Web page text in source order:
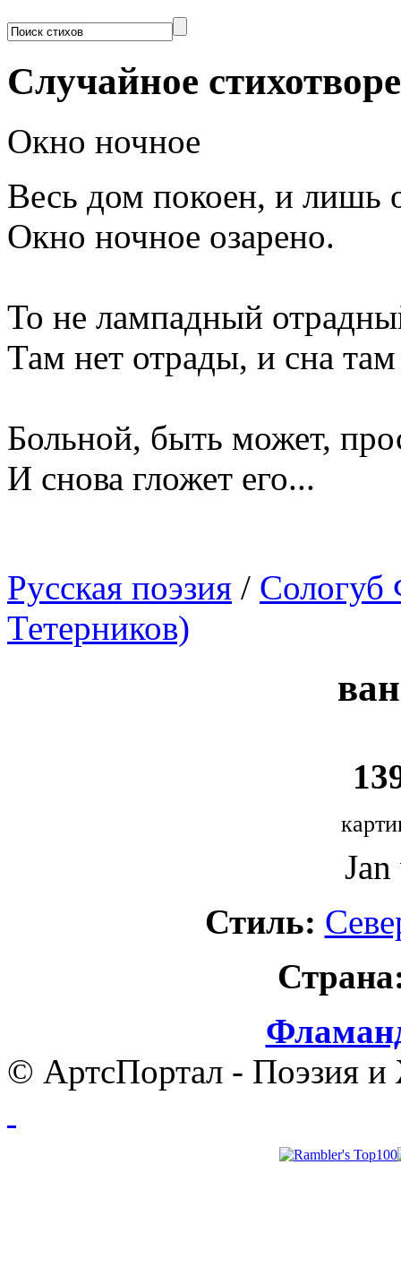
Случайное
Окно ночное
Весь дом покоен, и лишь
Окно ночное озарено.
То не лампадный
Там нет отрады, и сна там
Больной, быть может,
И снова гложет его...
Русская поэзия / Сологуб
Тетерников)
Стиль:
© АртсПортал - Поэзия